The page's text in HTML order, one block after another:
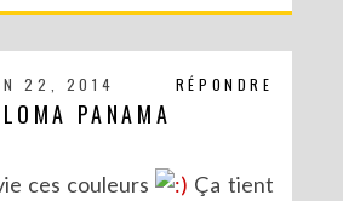
RÉPONDRE
22, 2014
PANAMA
ces couleurs
Ça tient